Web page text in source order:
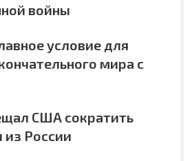
войны
условие для
мира с
США сократить
России